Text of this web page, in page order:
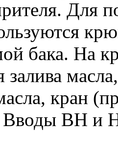
Для
бака. На
залива
кран
Вводы ВН и